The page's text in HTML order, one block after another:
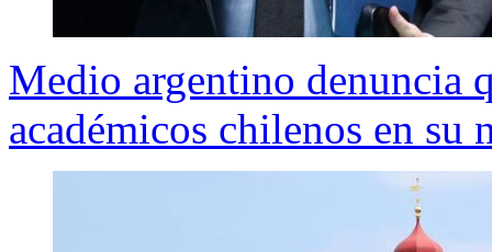
Medio argentino denuncia
académicos chilenos en su